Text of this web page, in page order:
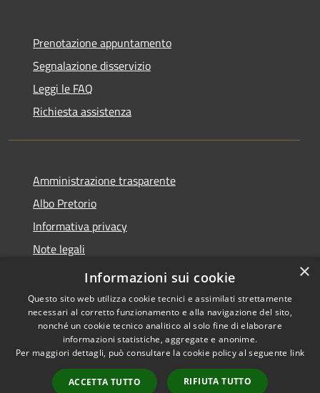
Prenotazione appuntamento
Segnalazione disservizio
Leggi le FAQ
Richiesta assistenza
Amministrazione trasparente
Albo Pretorio
Informativa privacy
Note legali
Dichiarazione di accessibilità
Accessibilità
Copyright © 2026 • Comune di
Bagnolo San Vito • Powered by
Municipium•
Accesso
×
Informazioni sui cookie
Questo sito web utilizza cookie tecnici e assimilati strettamente
necessari al corretto funzionamento e alla navigazione del sito,
nonché un cookie tecnico analitico al solo fine di elaborare
informazioni statistiche, aggregate e anonime.
Per maggiori dettagli, può consultare la cookie policy al seguente link
ACCETTA TUTTO RIFIUTA TUTTO